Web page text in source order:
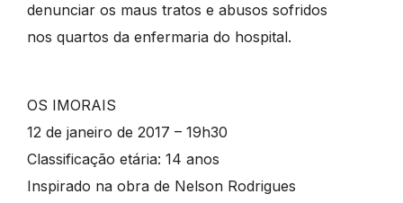
denunciar os maus tratos e abusos sofridos
nos quartos da enfermaria do hospital.
OS IMORAIS
12 de janeiro de 2017 – 19h30
Classificação etária: 14 anos
Inspirado na obra de Nelson Rodrigues